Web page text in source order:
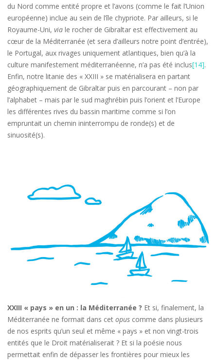
du Nord comme entité propre et l’avons (comme le fait l’Union
européenne) inclue au sein de l’île chypriote. Par ailleurs, si le
Royaume-Uni, via le rocher de Gibraltar est effectivement au
cœur de la Méditerranée (et sera d’ailleurs notre point d’entrée),
le Portugal, aux rivages uniquement atlantiques, bien qu’à la
culture manifestement méditerranéenne, n’a pas été inclus[14].
Enfin, notre litanie des « XXIII » se matérialisera en partant
géographiquement de Gibraltar puis en parcourant – non par
l’alphabet – mais par le sud maghrébin puis l’orient et l’Europe
les différentes rives du bassin maritime comme si l’on
empruntait un chemin ininterrompu de ronde(s) et de
sinuosité(s).
XXIII « pays » en un : la Méditerranée ? Et si, finalement, la
Méditerranée ne formait dans cet opus comme dans plusieurs
de nos esprits qu’un seul et même « pays » et non vingt-trois
entités que le Droit matérialiserait ? Et si la poésie nous
permettait enfin de dépasser les frontières pour mieux les